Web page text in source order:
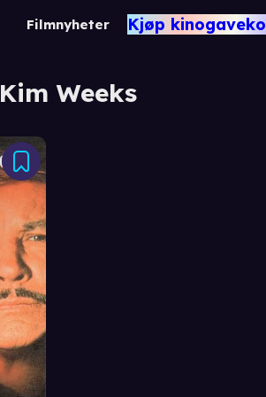
Filmnyheter Kjøp
Kim Weeks